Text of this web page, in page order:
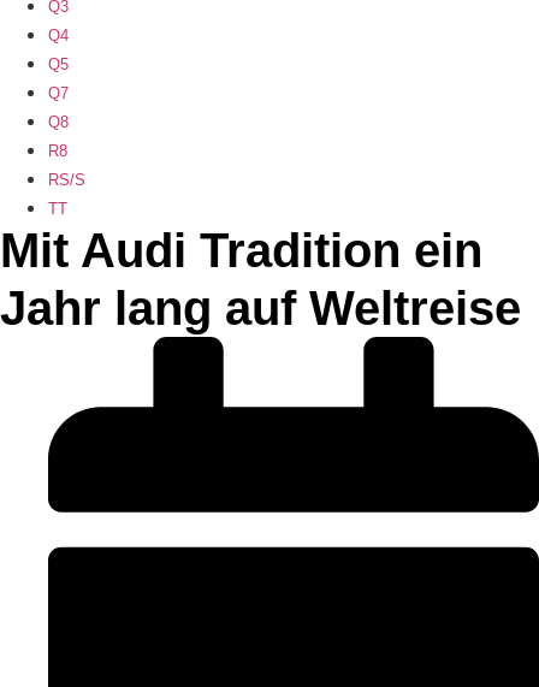
Q3
Q4
Q5
Q7
Q8
R8
RS/S
TT
Mit Audi Tradition ein
Jahr lang auf Weltreise